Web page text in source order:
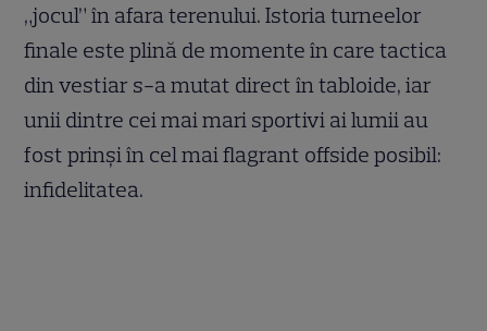
„jocul” în afara terenului. Istoria turneelor
finale este plină de momente în care tactica
din vestiar s-a mutat direct în tabloide, iar
unii dintre cei mai mari sportivi ai lumii au
fost prinși în cel mai flagrant offside posibil:
infidelitatea.